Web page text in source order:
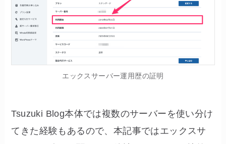
エックスサーバー運用歴の証明
Tsuzuki Blog本体では複数のサーバーを使い分け
てきた経験もあるので、本記事ではエックスサ